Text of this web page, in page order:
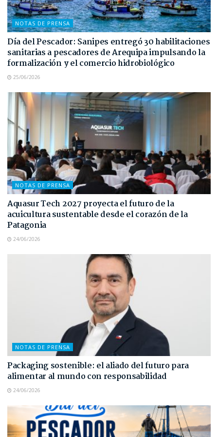
NOTAS DE PRENSA
Día del Pescador: Sanipes entregó 30 habilitaciones
sanitarias a pescadores de Arequipa impulsando la
formalización y el comercio hidrobiológico
25/06/2026
NOTAS DE PRENSA
Aquasur Tech 2027 proyecta el futuro de la
acuicultura sustentable desde el corazón de la
Patagonia
24/06/2026
NOTAS DE PRENSA
Packaging sostenible: el aliado del futuro para
alimentar al mundo con responsabilidad
24/06/2026